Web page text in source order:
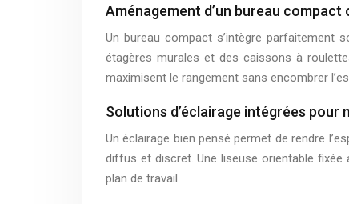
Aménagement d’un bureau compact
Un bureau compact s’intègre parfaitement
étagères murales et des caissons à
maximisent le rangement sans encombrer
Solutions d’éclairage intégrées pour
Un éclairage bien pensé permet de rendre
diffus et discret. Une liseuse orientable
plan de travail.